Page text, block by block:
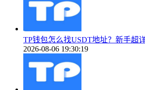
TP钱包怎么找USDT地址？新手超
2026-08-06 19:30:19